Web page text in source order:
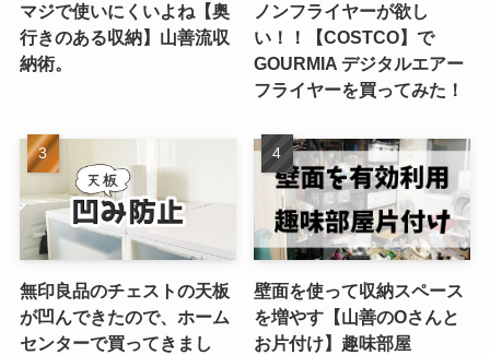
マジで使いにくいよね【奥
行きのある収納】山善流収
納術。
ノンフライヤーが欲し
い！！【COSTCO】で
GOURMIA デジタルエアー
フライヤーを買ってみた！
無印良品のチェストの天板
が凹んできたので、ホーム
センターで買ってきまし
壁面を使って収納スペース
を増やす【山善のOさんと
お片付け】趣味部屋